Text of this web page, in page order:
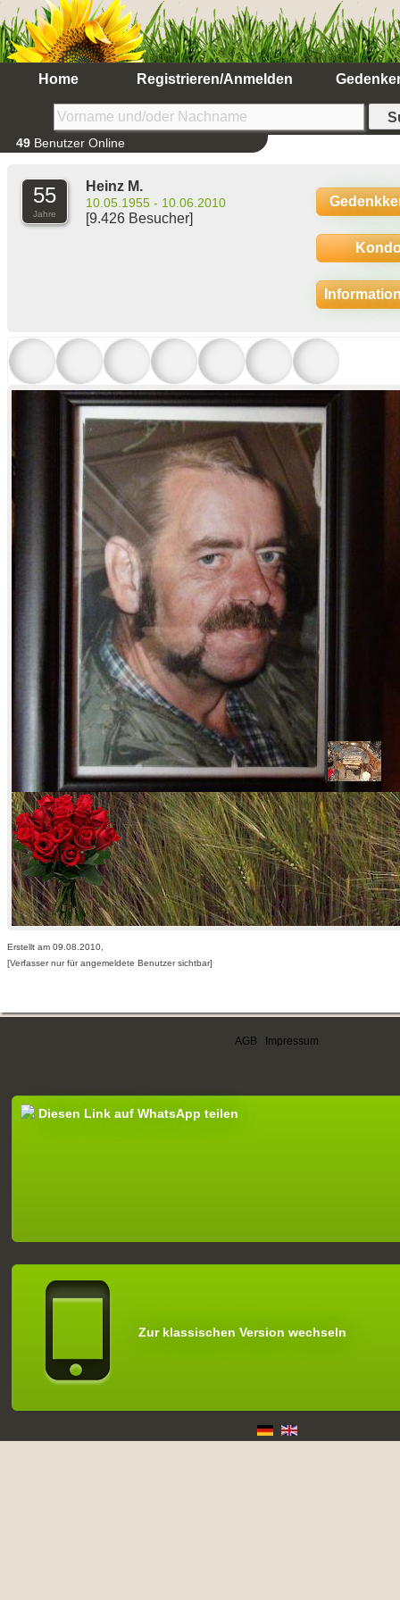
Home Registrieren/Anmelden
49 Benutzer Online
55
Jahre
Heinz M.
10.05.1955 - 10.06.2010
[9.426 Besucher]
Erstellt am 09.08.2010,
[Verfasser nur für angemeldete Benutzer sichtbar]
AGB Impressum
Diesen Link auf WhatsApp teilen
Zur klassischen Version wechseln